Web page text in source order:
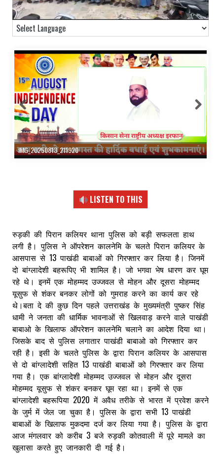
IMG_20250813_211920
LISTEN TO THIS
रुड़की की पिरान कलियर थाना पुलिस को बड़ी सफलता हाथ
लगी है। पुलिस ने ऑपरेशन कालनेमि के चलते पिरान कलियर के
आसपास से 13 पाखंडी बाबाओं को गिरफ्तार कर लिया है। जिनमें
दो बांग्लादेशी बहरूपिए भी शामिल है। जो भगवा भेष धारण कर घूम
रहे थे। इनमें एक मोहम्मद उज्जवल से मोहन और दूसरा मोहम्मद
यूसुफ से शंकर बनकर लोगों को गुमराह करने का कार्य कर रहे
थे।बता दे की कुछ दिन पहले उत्तराखंड के मुख्यमंत्री पुष्कर सिंह
धामी ने जनता की धार्मिक भावनाओं से खिलवाड़ करने वाले पाखंडी
बाबाओ के खिलाफ ऑपरेशन कालनेमि चलाने का आदेश दिया था।
जिसके बाद से पुलिस लगातार पाखंडी बाबाओ को गिरफ्तार कर
रही है। इसी के चलते पुलिस के द्वारा पिरान कलियर के आसपास
से दो बांग्लादेशी सहित 13 पाखंडी बाबाओं को गिरफ्तार कर लिया
गया है। एक बांग्लादेशी मोहम्मद उज्जवल से मोहन और दूसरा
मोहम्मद यूसुफ से शंकर बनकर घूम रहा था। इनमें से एक
बांग्लादेशी बहरूपिया 2020 में अवैध तरीके से भारत में प्रवेश करने
के जुर्म में जेल जा चुका है। पुलिस के द्वारा सभी 13 पाखंडी
बाबाओं के खिलाफ मुकदमा दर्ज कर लिया गया है। पुलिस के द्वारा
आज मंगलवार को करीब 3 बजे रुड़की कोतवाली में पूरे मामले का
खुलासा करते हुए जानकारी दी गई है।